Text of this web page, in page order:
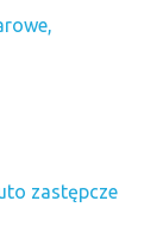
zastępcze